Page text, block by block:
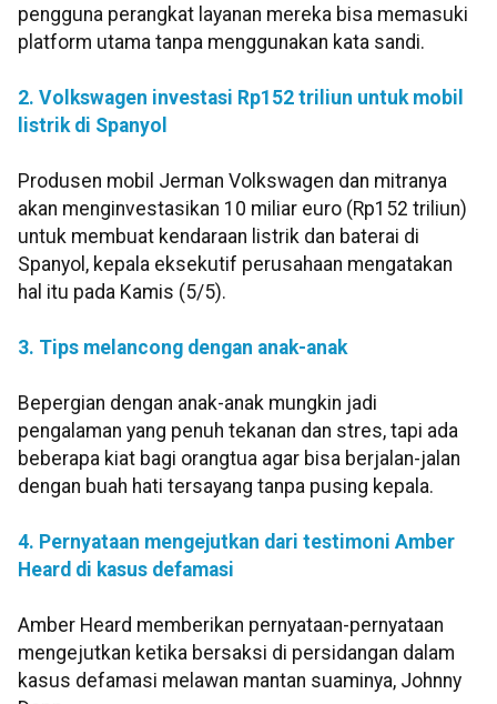
pengguna perangkat layanan mereka bisa memasuki
platform utama tanpa menggunakan kata sandi.
2. Volkswagen investasi Rp152 triliun untuk mobil
listrik di Spanyol
Produsen mobil Jerman Volkswagen dan mitranya
akan menginvestasikan 10 miliar euro (Rp152 triliun)
untuk membuat kendaraan listrik dan baterai di
Spanyol, kepala eksekutif perusahaan mengatakan
hal itu pada Kamis (5/5).
3. Tips melancong dengan anak-anak
Bepergian dengan anak-anak mungkin jadi
pengalaman yang penuh tekanan dan stres, tapi ada
beberapa kiat bagi orangtua agar bisa berjalan-jalan
dengan buah hati tersayang tanpa pusing kepala.
4. Pernyataan mengejutkan dari testimoni Amber
Heard di kasus defamasi
Amber Heard memberikan pernyataan-pernyataan
mengejutkan ketika bersaksi di persidangan dalam
kasus defamasi melawan mantan suaminya, Johnny